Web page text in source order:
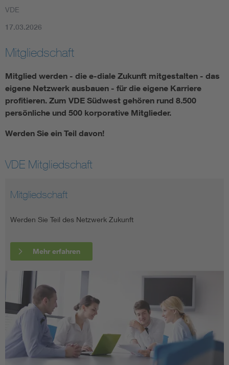
VDE
17.03.2026
Mitgliedschaft
Mitglied werden - die e-diale Zukunft mitgestalten - das
eigene Netzwerk ausbauen - für die eigene Karriere
profitieren. Zum VDE Südwest gehören rund 8.500
persönliche und 500 korporative Mitglieder.
Werden Sie ein Teil davon!
VDE Mitgliedschaft
Mitgliedschaft
Werden Sie Teil des Netzwerk Zukunft
Mehr erfahren